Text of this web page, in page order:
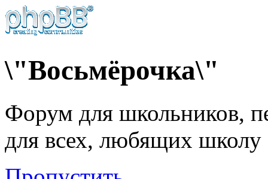
\"Восьмёрочка\"
Форум для школьников,
для всех, любящих школу